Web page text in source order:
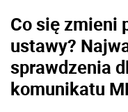
Co się zmieni
ustawy?
sprawdzenia
komunikatu